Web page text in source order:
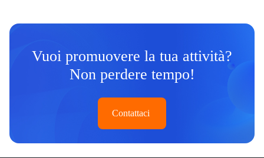
Vuoi promuovere la tua attività?
Non perdere tempo!
Contattaci